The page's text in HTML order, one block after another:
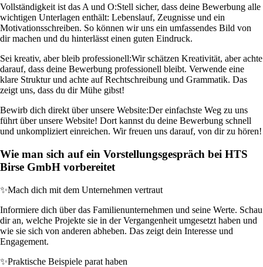
Vollständigkeit ist das A und O:Stell sicher, dass deine Bewerbung alle
wichtigen Unterlagen enthält: Lebenslauf, Zeugnisse und ein
Motivationsschreiben. So können wir uns ein umfassendes Bild von
dir machen und du hinterlässt einen guten Eindruck.
Sei kreativ, aber bleib professionell:Wir schätzen Kreativität, aber achte
darauf, dass deine Bewerbung professionell bleibt. Verwende eine
klare Struktur und achte auf Rechtschreibung und Grammatik. Das
zeigt uns, dass du dir Mühe gibst!
Bewirb dich direkt über unsere Website:Der einfachste Weg zu uns
führt über unsere Website! Dort kannst du deine Bewerbung schnell
und unkompliziert einreichen. Wir freuen uns darauf, von dir zu hören!
Wie man sich auf ein Vorstellungsgespräch bei HTS
Birse GmbH vorbereitet
✨Mach dich mit dem Unternehmen vertraut
Informiere dich über das Familienunternehmen und seine Werte. Schau
dir an, welche Projekte sie in der Vergangenheit umgesetzt haben und
wie sie sich von anderen abheben. Das zeigt dein Interesse und
Engagement.
✨Praktische Beispiele parat haben